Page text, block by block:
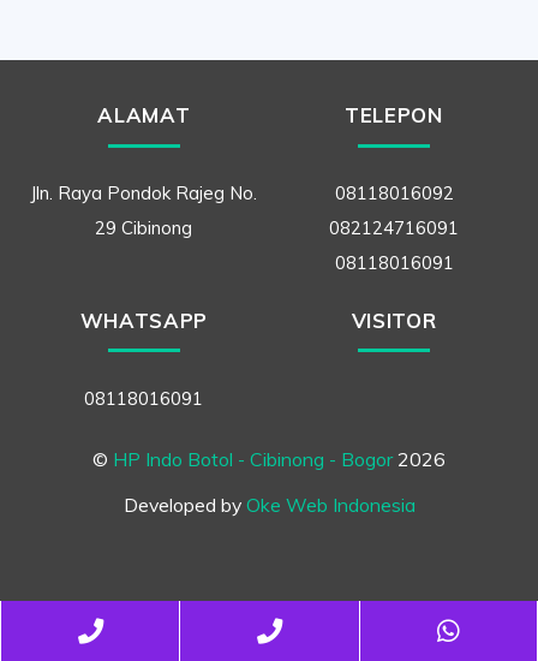
ALAMAT
Jln. Raya Pondok Rajeg No.
29 Cibinong
TELEPON
08118016092
082124716091
08118016091
WHATSAPP
08118016091
VISITOR
© HP Indo Botol - Cibinong - Bogor2026
Developed by Oke Web Indonesia